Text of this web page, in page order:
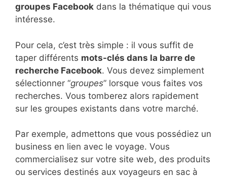
groupes Facebook dans la thématique qui vous
intéresse.
Pour cela, c’est très simple : il vous suffit de
taper différents mots-clés dans la barre de
recherche Facebook. Vous devez simplement
sélectionner “groupes” lorsque vous faites vos
recherches. Vous tomberez alors rapidement
sur les groupes existants dans votre marché.
Par exemple, admettons que vous possédiez un
business en lien avec le voyage. Vous
commercialisez sur votre site web, des produits
ou services destinés aux voyageurs en sac à